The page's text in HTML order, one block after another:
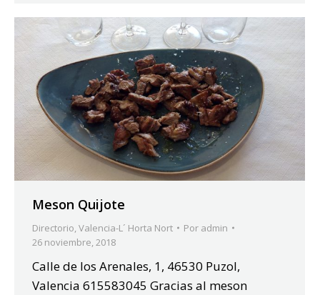
Meson Quijote
Directorio,Valencia-L´ Horta Nort Por admin
26 noviembre, 2018
Calle de los Arenales, 1, 46530 Puzol,
Valencia 615583045 Gracias al meson